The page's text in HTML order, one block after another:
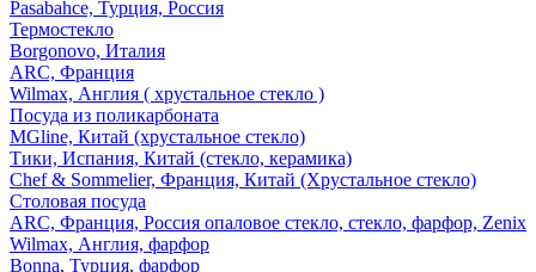
Pasabahce, Турция, Россия
Термостекло
Borgonovo, Италия
ARC, Франция
Wilmax, Англия ( хрустальное стекло )
Посуда из поликарбоната
MGline, Китай (хрустальное стекло)
Тики, Испания, Китай (стекло, керамика)
Chef & Sommelier, Франция, Китай (Хрустальное стекло)
Столовая посуда
ARC, Франция, Россия опаловое стекло, стекло, фарфор, Zenix
Wilmax, Англия, фарфор
Bonna, Турция, фарфор